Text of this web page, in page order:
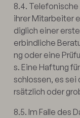
8.4.
ihrer Mitarbeiter
diglich einer
erbindliche
ng oder eine
s. Eine Haftung
schlossen, es sei
rsätzlich oder
8.5. Im Falle des